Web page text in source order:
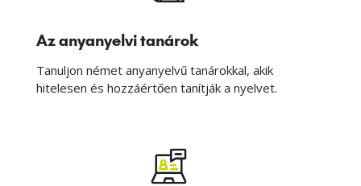
Az anyanyelvi tanárok
Tanuljon német anyanyelvű tanárokkal, akik
hitelesen és hozzáértően tanítják a nyelvet.